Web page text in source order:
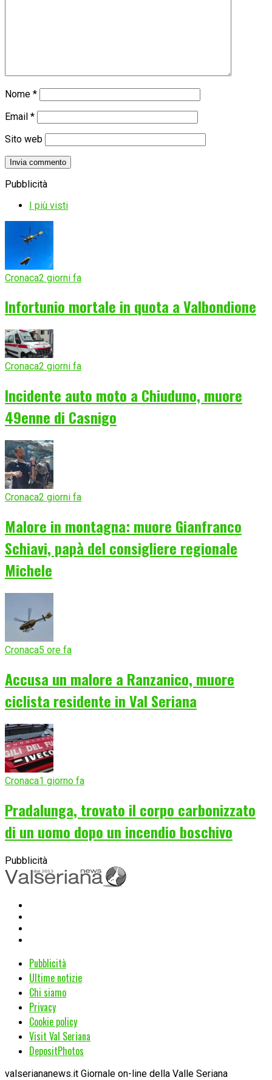
Nome *
Email *
Sito web
Pubblicità
I più visti
Cronaca2 giorni fa
Infortunio mortale in quota a Valbondione
Cronaca2 giorni fa
Incidente auto moto a Chiuduno, muore
49enne di Casnigo
Cronaca2 giorni fa
Malore in montagna: muore Gianfranco
Schiavi, papà del consigliere regionale
Michele
Cronaca5 ore fa
Accusa un malore a Ranzanico, muore
ciclista residente in Val Seriana
Cronaca1 giorno fa
Pradalunga, trovato il corpo carbonizzato
di un uomo dopo un incendio boschivo
Pubblicità
Pubblicità
Ultime notizie
Chi siamo
Privacy
Cookie policy
Visit Val Seriana
DepositPhotos
valseriananews.it Giornale on-line della Valle Seriana